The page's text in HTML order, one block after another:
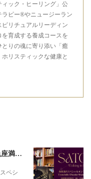
ック・ヒーリング」公
ピー®やニュージーラン
ピリチュアルリーディン
育成する養成コースを
りの魂に寄り添い「癒
リスティックな健康と
Franchelle Ofsoské Wyber × 濱 美奈子 魚座満月スペシャルオンラインセミナー
ペシ